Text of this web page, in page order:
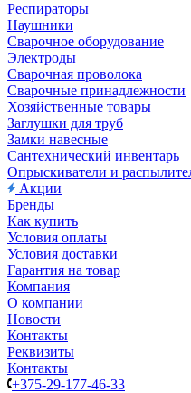
Респираторы
Наушники
Сварочное оборудование
Электроды
Сварочная проволока
Сварочные принадлежности
Хозяйственные товары
Заглушки для труб
Замки навесные
Сантехнический инвентарь
Опрыскиватели и
Акции
Бренды
Как купить
Условия оплаты
Условия доставки
Гарантия на товар
Компания
О компании
Новости
Контакты
Реквизиты
Контакты
+375-29-177-46-33